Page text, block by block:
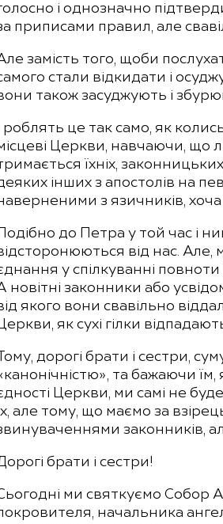
і однозначно
приписами правил, але
замість того, щоби
стали відкидати і
також засуджують і
І роблять це так само, як
Церкви, навчаючи, що
їхніх,
інших з апостолів на
з язичників,
Подібно до Петра у той час і
від нас.
у спілкуванні
новітні законники або
якого вони свавільно
як сухі гілки
Тому, дорогі брати і сестри,
та бажаючи
Церкви, ми самі не
але тому, що маємо за
законників,
брати і сестри!
ми святкуємо Собор
начальника